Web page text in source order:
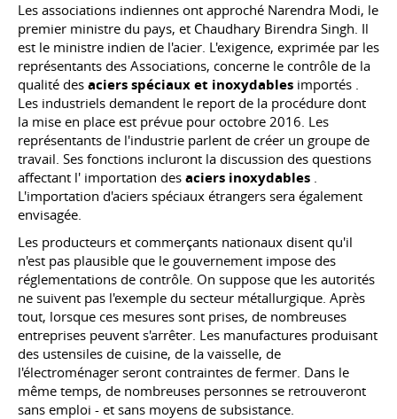
Les associations indiennes ont approché Narendra Modi, le
premier ministre du pays, et Chaudhary Birendra Singh. Il
est le ministre indien de l'acier. L'exigence, exprimée par les
représentants des Associations, concerne le contrôle de la
qualité des aciers spéciaux et inoxydables importés .
Les industriels demandent le report de la procédure dont
la mise en place est prévue pour octobre 2016. Les
représentants de l'industrie parlent de créer un groupe de
travail. Ses fonctions incluront la discussion des questions
affectant l' importation des aciers inoxydables .
L'importation d'aciers spéciaux étrangers sera également
envisagée.
Les producteurs et commerçants nationaux disent qu'il
n'est pas plausible que le gouvernement impose des
réglementations de contrôle. On suppose que les autorités
ne suivent pas l'exemple du secteur métallurgique. Après
tout, lorsque ces mesures sont prises, de nombreuses
entreprises peuvent s'arrêter. Les manufactures produisant
des ustensiles de cuisine, de la vaisselle, de
l'électroménager seront contraintes de fermer. Dans le
même temps, de nombreuses personnes se retrouveront
sans emploi - et sans moyens de subsistance.